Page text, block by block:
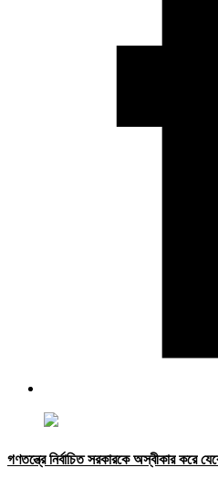
গণতন্ত্রে নির্বাচিত সরকারকে অস্বীকার